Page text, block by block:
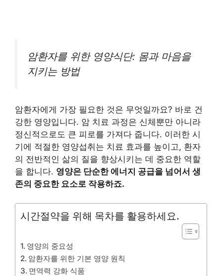
암환자를 위한 영양식단: 몸과 마음을
지키는 방법
암환자에게 가장 필요한 것은 무엇일까요? 바로 건
강한 영양입니다. 암 치료 과정은 신체뿐만 아니라
정신적으로도 큰 피로를 가져다 줍니다. 이러한 시
기에 적절한 영양섭취는 치료 효과를 높이고, 환자
의 전반적인 삶의 질을 향상시키는 데 중요한 역할
을 합니다. 영양은 단순한 에너지 공급을 넘어서 생
존의 중요한 요소로 작용하죠.
시간절약을 위해 목차를 활용하세요.
영양의 중요성
암환자를 위한 기본 영양 원칙
면역력 강화 식품